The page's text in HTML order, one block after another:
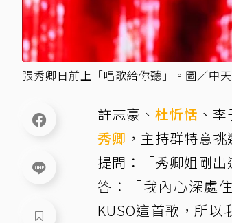
張秀卿日前上「唱歌給你聽」。圖／中
許志豪、杜忻恬 、
秀卿 ，主持群特意
提問：「秀卿姐剛
答：「我內心深處
KUSO這首歌，所以